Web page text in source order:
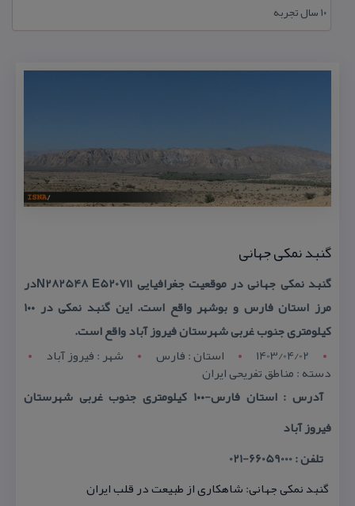
۱۰ سال تجربه
گنبد نمكی جهانی
گنبد نمكی جهانی در موقعیت جغرافیایی N282548 E520711در
مرز استان فارس و بوشهر واقع است. این گنبد نمكی در ۱۰۰
كیلومتری جنوب غربی شهرستان فیروز آباد واقع است.
1403/04/02
استان : فارس شهر : فيروز آباد
دسته : مناطق تفریحی ایران
آدرس : استان فارس-۱۰۰ كیلومتری جنوب غربی شهرستان
فیروز آباد
تلفن : 66059000-021
گنبد نمكی جهانی: شاهكاری از طبیعت در قلب ایران